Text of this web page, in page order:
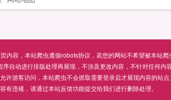
内容，本站爬虫遵循robots协议，若您的网站不希望被本站
自动进行排版处理再展现，不涉及更改内容，不针对任何内
游客访问，本站爬虫不会抓取需要登录后才展现内容的站
有违规，请通过本站反馈功能提交给我们进行删除处理。